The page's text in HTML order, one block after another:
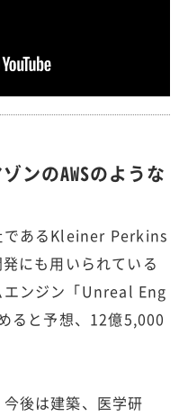
ンのAWSのような
であるKleiner Perkins
にも用いられている
エンジン「Unreal Eng
ると予想、12億5,000
後は建築、医学研